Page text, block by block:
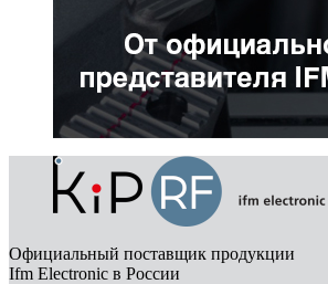
Официальный поставщик продукции
Ifm Electronic в России